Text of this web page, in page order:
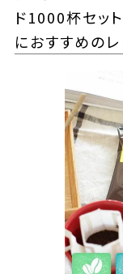
ド1000杯セッ
におすすめの